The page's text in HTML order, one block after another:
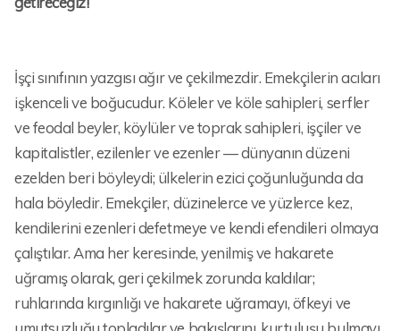
İşçi sınıfının yazgısı ağır ve çekilmezdir. Emekçilerin acıları
işkenceli ve boğucudur. Köleler ve köle sahipleri, serfler
ve feodal beyler, köylüler ve toprak sahipleri, işçiler ve
kapitalistler, ezilenler ve ezenler — dünyanın düzeni
ezelden beri böyleydi; ülkelerin ezici çoğunluğunda da
hala böyledir. Emekçiler, düzinelerce ve yüzlerce kez,
kendilerini ezenleri defetmeye ve kendi efendileri olmaya
çalıştılar. Ama her keresinde, yenilmiş ve hakarete
uğramış olarak, geri çekilmek zorunda kaldılar;
ruhlarında kırgınlığı ve hakarete uğramayı, öfkeyi ve